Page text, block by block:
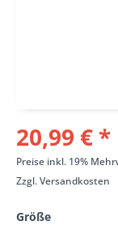
20,99 € *
Preise inkl. 19%
Zzgl.Versandkosten
Größe